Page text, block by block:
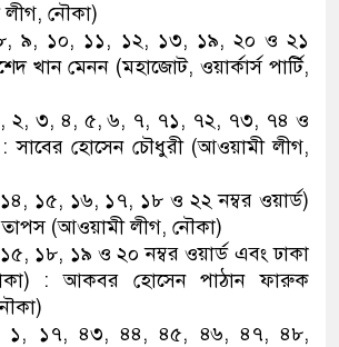
নৌকা)
৮, ৯, ১০, ১১, ১২, ১৩, ১৯, ২০ ও ২১
খান মেনন (মহাজোট, ওয়ার্কার্স পার্টি,
১, ২, ৩, ৪, ৫, ৬, ৭, ৭১, ৭২, ৭৩, ৭৪ ও
: সাবের হোসেন চৌধুরী (আওয়ামী লীগ,
১৪, ১৫, ১৬, ১৭, ১৮ ও ২২ নম্বর ওয়ার্ড)
(আওয়ামী লীগ, নৌকা)
১৮, ১৯ ও ২০ নম্বর ওয়ার্ড এবং ঢাকা
: আকবর হোসেন পাঠান ফারুক
১, ১৭, ৪৩, ৪৪, ৪৫, ৪৬, ৪৭, ৪৮,